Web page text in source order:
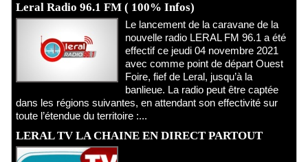
Leral Radio 96.1 FM ( 100% Infos)
Le lancement de la caravane de la
nouvelle radio LERAL FM 96.1 a été
effectif ce jeudi 04 novembre 2021
avec comme point de départ Ouest
Foire, fief de Leral, jusqu’à la
banlieue. La radio peut être captée
dans les régions suivantes, en attendant son effectivité sur
toute l’étendue du territoire :...
LERAL TV LA CHAINE EN DIRECT PARTOUT